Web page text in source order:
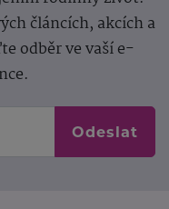
článcích, akcích a
odběr ve vaší e-
Odeslat